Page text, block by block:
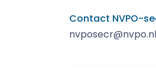
Contact NVPO-
nvposecr@nvpo.nl